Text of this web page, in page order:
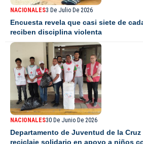
NACIONALES3 De Julio De 2026
Encuesta revela que casi siete de
reciben disciplina violenta
NACIONALES30 De Junio De 2026
Departamento de Juventud de la
reciclaje solidario en apoyo a niños